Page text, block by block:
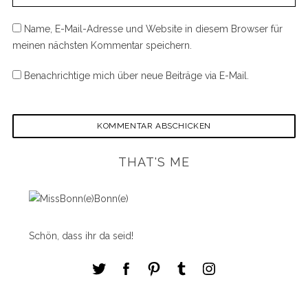
Name, E-Mail-Adresse und Website in diesem Browser für
meinen nächsten Kommentar speichern.
Benachrichtige mich über neue Beiträge via E-Mail.
THAT'S ME
Schön, dass ihr da seid!